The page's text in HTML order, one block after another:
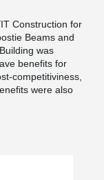
Construction for
Beams and
was
benefits for
competitiviness,
were also